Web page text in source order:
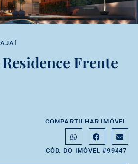
Frente
COMPARTILHAR IMÓVEL
CÓD. DO IMÓVEL #99447